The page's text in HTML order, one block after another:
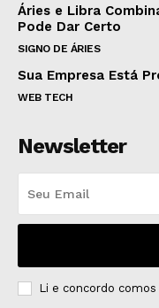
Áries e Libra
Pode Dar Certo
SIGNO DE ÁRIES
Sua Empresa Está
WEB TECH
Newsletter
Li e concordo